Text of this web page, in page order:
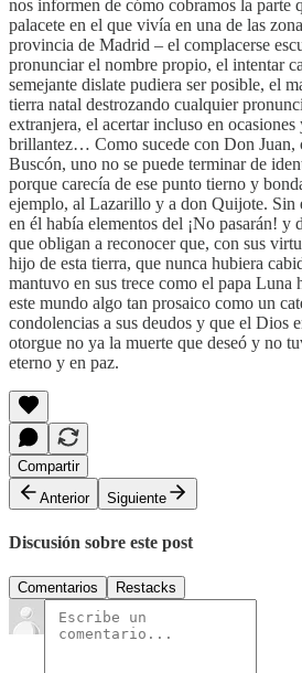
nos informen de cómo cobramos la parte
palacete en el que vivía en una de las
provincia de Madrid – el complacerse
pronunciar el nombre propio, el intentar
semejante dislate pudiera ser posible, el
tierra natal destrozando cualquier
extranjera, el acertar incluso en
brillantez… Como sucede con Don Juan,
Buscón, uno no se puede terminar de
porque carecía de ese punto tierno y
ejemplo, al Lazarillo y a don Quijote. Sin
en él había elementos del ¡No pasarán! y
que obligan a reconocer que, con sus
hijo de esta tierra, que nunca hubiera
mantuvo en sus trece como el papa Luna
este mundo algo tan prosaico como un
condolencias a sus deudos y que el Dios
otorgue no ya la muerte que deseó y no
eterno y en paz.
Compartir
Anterior
Siguiente
Discusión sobre este post
Comentarios Restacks